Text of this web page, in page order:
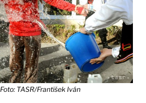
Foto: TASR/František Iván